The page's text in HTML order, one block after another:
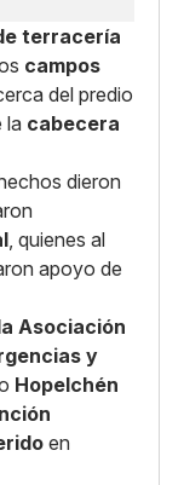
terracería
campos
del predio
la cabecera
dieron
, quienes al
apoyo de
Asociación
y
Hopelchén
en